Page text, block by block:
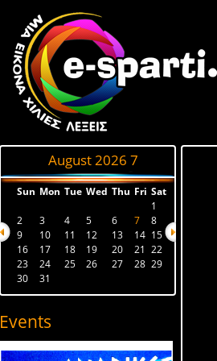
August 2026 7
Sun Mon Tue Wed Thu Fri Sat
1
2
3 4 5 6 7
8
9
10 11 12 13 14 15
16
17 18 19 20 21
22
23
24 25 26 27 28 29
30
31
Events